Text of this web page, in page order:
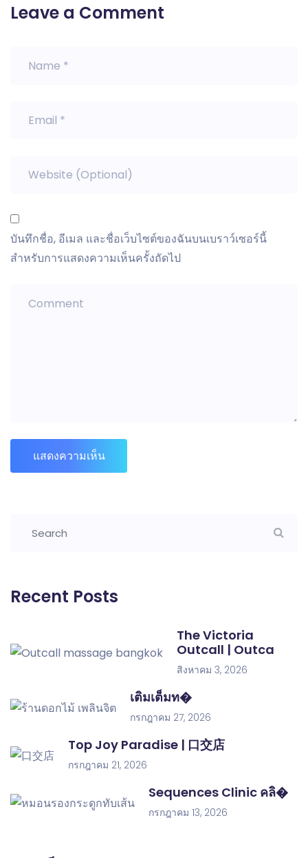
Leave a Comment
บันทึกชื่อ, อีเมล และชื่อเว็บไซต์ของฉันบนเบราว์เซอร์นี้
สำหรับการแสดงความเห็นครั้งถัดไป
Recent Posts
The Victoria
Outcall | Outca
สิงหาคม 3, 2026
เติมเต็มท�
กรกฎาคม 27, 2026
Top Joy Paradise | 口交店
กรกฎาคม 21, 2026
Sequences Clinic คลิ�
กรกฎาคม 13, 2026